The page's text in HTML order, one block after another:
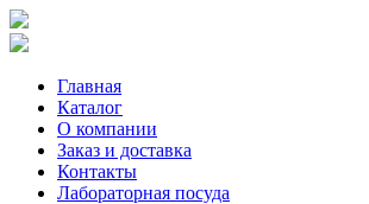
Главная
Каталог
О компании
Заказ и доставка
Контакты
Лабораторная посуда